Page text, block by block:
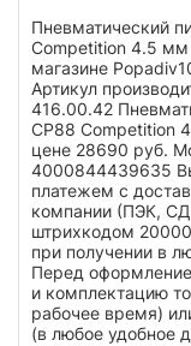
Пневматический
Competition 4.5 мм
магазине
Артикул
416.00.42
CP88 Competition
цене 28690 руб.
4000844439635
платежем с
компании (ПЭК,
штрихкодом
при получении в
Перед
и комплектацию
рабочее время)
(в любое удобное